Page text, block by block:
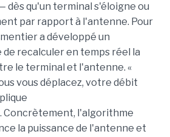
qu'un terminal s'éloigne ou
par rapport à l'antenne. Pour
a développé un
recalculer en temps réel la
le terminal et l'antenne. «
vous déplacez, votre débit
Concrètement, l'algorithme
la puissance de l'antenne et